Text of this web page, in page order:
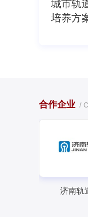
城市轨
培养方
合作企业
济南轨